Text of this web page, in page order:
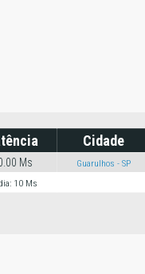
Cidade
Ms Guarulhos - SP
10 Ms